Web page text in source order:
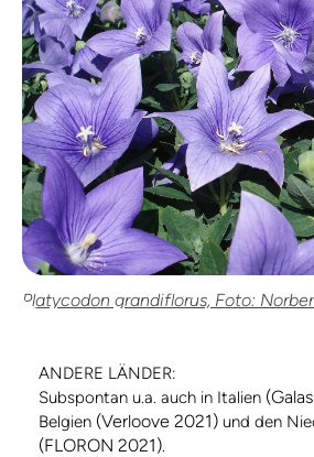
Platycodon grandiflorus, Foto:
ANDERE LÄNDER:
Subspontan u.a. auch in Italien
Belgien (Verloove 2021) und den
(FLORON 2021).